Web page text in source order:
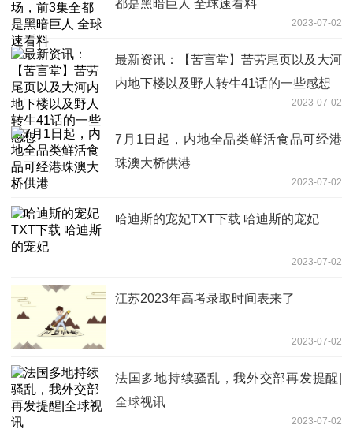
都是黑暗巨人 全球速看料
2023-07-02
最新资讯：【苦言堂】苦劳尾页以及大河
内地下楼以及野人转生41话的一些感想
2023-07-02
7月1日起，内地全品类鲜活食品可经港
珠澳大桥供港
2023-07-02
哈迪斯的宠妃TXT下载 哈迪斯的宠妃
2023-07-02
江苏2023年高考录取时间表来了
2023-07-02
法国多地持续骚乱，我外交部再发提醒|
全球视讯
2023-07-02